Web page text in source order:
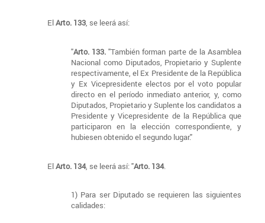
ElArto. 133, se leerá así:
"Arto. 133. "También forman parte de la Asamblea
Nacional como Diputados, Propietario y Suplente
respectivamente, el Ex Presidente de la República
y Ex Vicepresidente electos por el voto popular
directo en el período inmediato anterior, y, como
Diputados, Propietario y Suplente los candidatos a
Presidente y Vicepresidente de la República que
participaron en la elección correspondiente, y
hubiesen obtenido el segundo lugar."
ElArto. 134, se leerá así: "Arto. 134.
1) Para ser Diputado se requieren las siguientes
calidades: